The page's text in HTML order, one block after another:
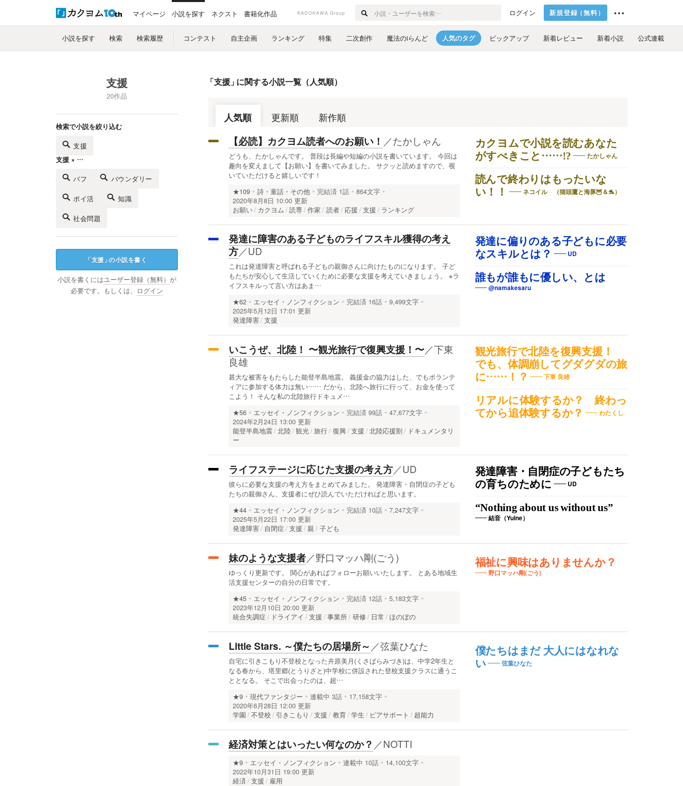
マイページ 小説を探す ネクスト 書籍化作品 KADOKAWA Group ログイン 新規登録（無料）
小説を探す 検索 検索履歴 コンテスト 自主企画 ランキング 特集 二次創作 魔法のiらんど 人気のタグ ピックアップ 新着レビュー 新着小説 公式連載
支援
20作品
検索で小説を絞り込む
支援
支援 × …
バフ バウンダリー
ポイ活 知識
社会問題
「支援 」の小説を書く
小説を書くにはユーザー登録（無料） が
必要です。もしくは、
ログイン
「支援 」に関する小説一覧（人気順）
人気順 更新順 新作順
カクヨムで小説を読むあなた
がすべきこと……!?
たかしゃん
読んで終わりはもったいな
い！！
ネコイル （猫頭鷹と海豚🦉＆🐬）
【必読】カクヨム読者へのお願い！ ／たかしゃん
どうも、たかしゃんです。 普段は長編や短編の小説を書いています。 今回は
趣向を変えまして【お願い】を書いてみました。 サクッと読めますので、覗
いていただけると嬉しいです！
★109 詩・童話・その他 完結済 1話
864文字
2020年8月8日 10:00 更新
お願い
カクヨム 読専 作家 読者 応援 支援 ランキング
発達に偏りのある子どもに必要
なスキルとは？
UD
誰もが誰もに優しい、とは
@namakesaru
発達に障害のある子どものライフスキル獲得の考え
方／UD
これは発達障害と呼ばれる子どもの親御さんに向けたものになります。 子ど
もたちが安心して生活していくために必要な支援を考えていきましょう。 ※ラ
イフスキルって言い方はあま…
★62 エッセイ・ノンフィクション 完結済 16話
9,499文字
2025年5月12日 17:01 更新
発達障害 支援
観光旅行で北陸を復興支援！
でも、体調崩してグダグダの旅
に……！？
下東 良雄
リアルに体験するか？ 終わっ
てから追体験するか？
わたくし
いこうぜ、北陸！ 〜観光旅行で復興支援！〜／下東
良雄
甚大な被害をもたらした能登半島地震。 義援金の協力はした、でもボランテ
ィアに参加する体力は無い…… だから、北陸へ旅行に行って、お金を使って
こよう！ そんな私の北陸旅行ドキュメ…
★56 エッセイ・ノンフィクション 完結済 99話
47,677文字
2024年2月24日 13:00 更新
能登半島地震 北陸 観光 旅行 復興 支援 北陸応援割
ドキュメンタリ
ー
発達障害・自閉症の子どもたち
の育ちのために
UD
“Nothing about us without us”
結音（Yuine）
ライフステージに応じた支援の考え方／UD
彼らに必要な支援の考え方をまとめてみました。 発達障害・自閉症の子ども
たちの親御さん、支援者にぜひ読んでいただければと思います。
★44 エッセイ・ノンフィクション 完結済 10話
7,247文字
2025年5月22日 17:00 更新
発達障害
自閉症 支援 親 子ども
福祉に興味はありませんか？
野口マッハ剛(ごう)
妹のような支援者／野口マッハ剛(ごう)
ゆっくり更新です。 関心があればフォローお願いいたします。 とある地域生
活支援センターの自分の日常です。
★45 エッセイ・ノンフィクション 完結済 12話
5,183文字
2023年12月10日 20:00 更新
統合失調症
ドライアイ 支援 事業所 研修 日常 ほのぼの
僕たちはまだ 大人にはなれな
い
弦葉ひなた
Little Stars. ～僕たちの居場所～ ／弦葉ひなた
自宅に引きこもり不登校となった卉原美月(くさばらみづき)は、中学2年生と
なる春から、塔里郷(とうりざと)中学校に併設された登校支援クラスに通うこ
ととなる。 そこで出会ったのは、超…
★9 現代ファンタジー 連載中 3話
17,158文字
2020年6月28日 12:00 更新
学園
不登校 引きこもり 支援 教育 学生 ピアサポート 超能力
経済対策とはいったい何なのか？ ／NOTTI
★9 エッセイ・ノンフィクション 連載中 10話
14,100文字
2022年10月31日 19:00 更新
経済
支援 雇用